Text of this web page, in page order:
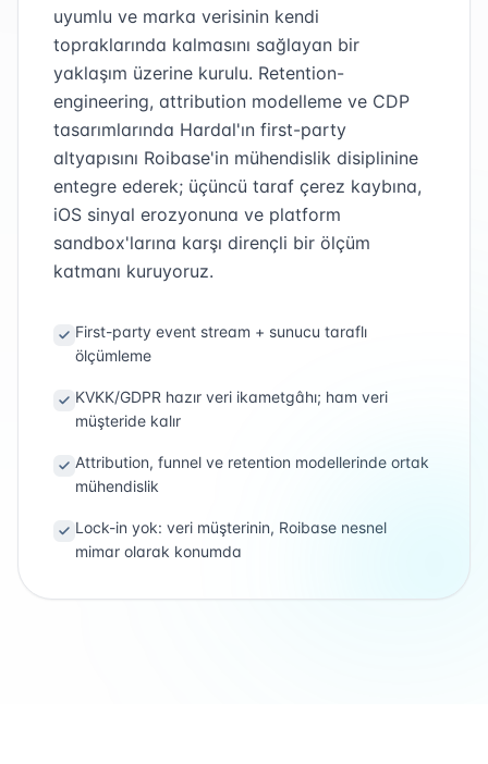
uyumlu ve marka verisinin kendi
topraklarında kalmasını sağlayan bir
yaklaşım üzerine kurulu. Retention-
engineering, attribution modelleme ve CDP
tasarımlarında Hardal'ın first-party
altyapısını Roibase'in mühendislik disiplinine
entegre ederek; üçüncü taraf çerez kaybına,
iOS sinyal erozyonuna ve platform
sandbox'larına karşı dirençli bir ölçüm
katmanı kuruyoruz.
First-party event stream + sunucu taraflı
ölçümleme
KVKK/GDPR hazır veri ikametgâhı; ham veri
müşteride kalır
Attribution, funnel ve retention modellerinde ortak
mühendislik
Lock-in yok: veri müşterinin, Roibase nesnel
mimar olarak konumda